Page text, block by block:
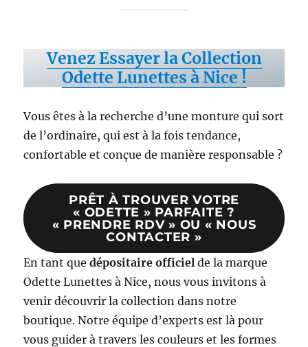
Venez Essayer la Collection
Odette Lunettes à Nice !
Vous êtes à la recherche d’une monture qui sort
de l’ordinaire, qui est à la fois tendance,
confortable et conçue de manière responsable ?
PRÊT À TROUVER VOTRE
« ODETTE » PARFAITE ?
« PRENDRE RDV » OU « NOUS
CONTACTER »
En tant quedépositaire officiel de la marque
Odette Lunettes à Nice, nous vous invitons à
venir découvrir la collection dans notre
boutique. Notre équipe d’experts est là pour
vous guider à travers les couleurs et les formes